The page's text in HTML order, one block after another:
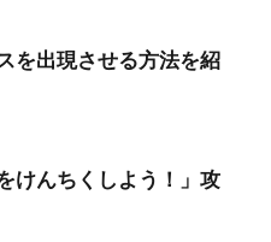
を出現させる方法を紹
けんちくしよう！」攻